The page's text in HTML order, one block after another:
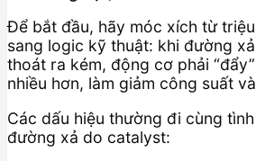
Để bắt đầu, hãy móc xích từ triệu
sang logic kỹ thuật: khi đường
thoát ra kém, động cơ phải
nhiều hơn, làm giảm công suất
Các dấu hiệu thường đi cùng
đường xả do catalyst: